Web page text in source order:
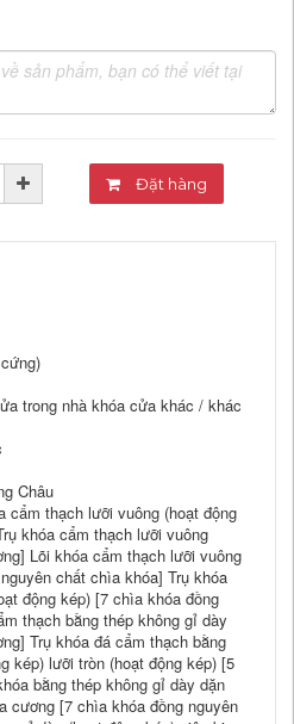
Đặt hàng
trong nhà khóa cửa khác / khác
Châu
cẩm thạch lưỡi vuông (hoạt động
khóa cẩm thạch lưỡi vuông
Lõi khóa cẩm thạch lưỡi vuông
chất chìa khóa] Trụ khóa
động kép) [7 chìa khóa đồng
thạch bằng thép không gỉ dày
Trụ khóa đá cẩm thạch bằng
kép) lưỡi tròn (hoạt động kép) [5
bằng thép không gỉ dày dặn
cương [7 chìa khóa đồng nguyên